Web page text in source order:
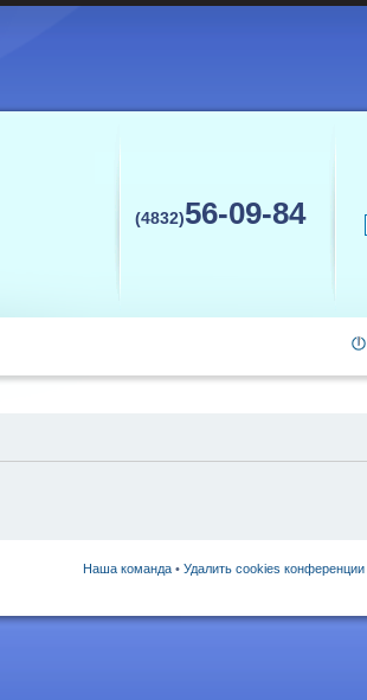
(4832)56-09-84
Наша команда • Удалить cookies конференции